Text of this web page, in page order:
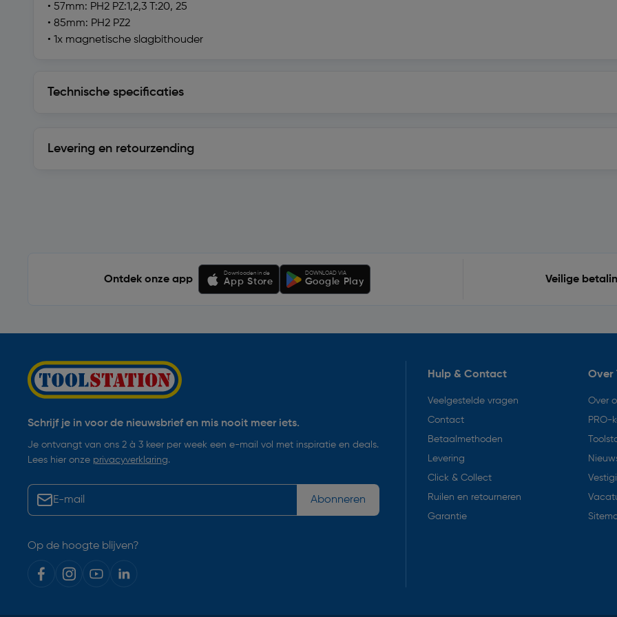
• 57mm: PH2 PZ:1,2,3 T:20, 25
• 85mm: PH2 PZ2
• 1x magnetische slagbithouder
Technische specificaties
Levering en retourzending
Ontdek onze app
Downloaden in de
App Store
DOWNLOAD VIA
Google Play Veilige
Schrijf je in voor de nieuwsbrief en mis nooit meer iets.
Je ontvangt van ons 2 à 3 keer per week een e-mail vol met inspiratie en deals.
Lees hier onze privacyverklaring.
Abonneren
Op de hoogte blijven?
Hulp & Contact
Veelgestelde vragen
Contact
Betaalmethoden
Levering
Click & Collect
Ruilen en retourneren
Garantie
Over
Over
PRO-